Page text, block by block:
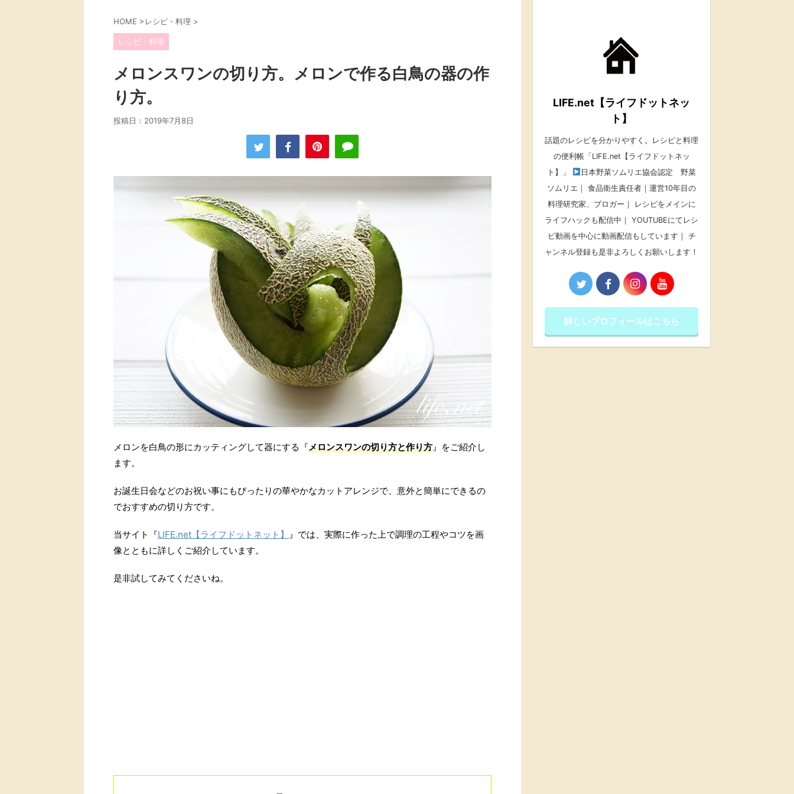
HOME >レシピ・料理 >
レシピ・料理
メロンスワンの切り方。メロンで作る白鳥の器の作
り方。
投稿日： 2019年7月8日
メロンを白鳥の形にカッティングして器にする『メロンスワンの切り方と作り方』をご紹介し
ます。
お誕生日会などのお祝い事にもぴったりの華やかなカットアレンジで、意外と簡単にできるの
でおすすめの切り方です。
当サイト『LIFE.net【ライフドットネット】 』では、実際に作った上で調理の工程やコツを画
像とともに詳しくご紹介しています。
是非試してみてくださいね。
LIFE.net【ライフドットネッ
ト】
話題のレシピを分かりやすく。レシピと料理
の便利帳「LIFE.net【ライフドットネッ
ト】」
日本野菜ソムリエ協会認定 野菜
ソムリエ｜ 食品衛生責任者｜運営10年目の
料理研究家、ブロガー｜ レシピをメインに
ライフハックも配信中｜ YOUTUBEにてレシ
ピ動画を中心に動画配信もしています｜ チ
ャンネル登録も是非よろしくお願いします！
詳しいプロフィールはこちら